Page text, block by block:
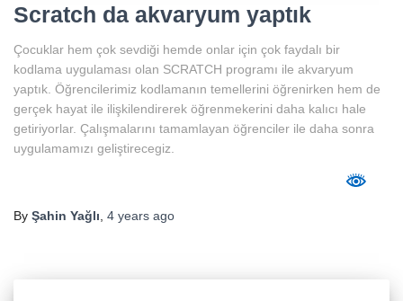
Scratch da akvaryum yaptık
Çocuklar hem çok sevdiği hemde onlar için çok faydalı bir
kodlama uygulaması olan SCRATCH programı ile akvaryum
yaptık. Öğrencilerimiz kodlamanın temellerini öğrenirken hem de
gerçek hayat ile ilişkilendirerek öğrenmekerini daha kalıcı hale
getiriyorlar. Çalışmalarını tamamlayan öğrenciler ile daha sonra
uygulamamızı geliştirecegiz.
By Şahin Yağlı 4 years ago